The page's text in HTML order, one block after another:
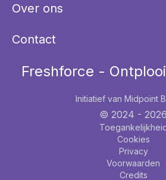
Over ons
Contact
Freshforce -
Initiatief van Midpoint
© 2024 - 2026
Cookies
Privacy
Voorwaarden
Credits